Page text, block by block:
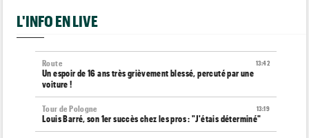
L'INFO EN LIVE
13:42
Route
Un espoir de 16 ans très grièvement blessé, percuté par une
voiture !
13:19
Tour de Pologne
Louis Barré, son 1er succès chez les pros : "J'étais déterminé"